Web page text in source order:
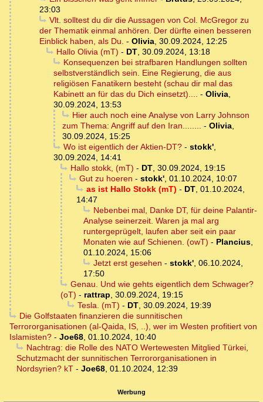
23:03
Vlt. solltest du dir die Aussagen von Col. McGregor zu
der Thematik einmal anhören. Der dürfte einen besseren
Einblick haben, als Du. - Olivia, 30.09.2024, 12:25
Hallo Olivia (mT) - DT, 30.09.2024, 13:18
Konsequenzen bei strafbaren Handlungen sollten
selbstverständlich sein. Eine Regierung, die aus
religiösen Fanatikern besteht (schau dir mal das
Kabinett an für das du Dich einsetzt).... - Olivia,
30.09.2024, 13:53
Hier auch noch eine Analyse von Larry Johnson
zum Thema: Angriff auf den Iran........ - Olivia,
30.09.2024, 15:25
Wo ist eigentlich der Aktien-DT?- stokk',
30.09.2024, 14:41
Hallo stokk, (mT) - DT, 30.09.2024, 19:15
Gut zu hoeren - stokk', 01.10.2024, 10:07
as ist Hallo Stokk (mT) - DT, 01.10.2024,
14:47
Nebenbei mal, Danke DT, für deine Palantir-
Analyse seinerzeit. Waren ja mal arg
runtergeprügelt, laufen aber seit ein paar
Monaten wie auf Schienen. (owT) - Plancius,
01.10.2024, 15:06
Jetzt erst gesehen - stokk', 06.10.2024,
17:50
Genau. Und wie gehts eigentlich dem Schwager?
(oT) - rattrap, 30.09.2024, 19:15
Tesla. (mT) - DT, 30.09.2024, 19:39
Die Golfstaaten finanzieren die sunnitischen
Terrororganisationen (al-Qaida, IS, ..), wer im Westen profitiert von
Islamisten? - Joe68, 01.10.2024, 10:40
Nachtrag: die Rolle des NATO Wertewesten Mitglied Türkei,
Schutzmacht der sunnitischen Terrororganisationen in
Nordsyrien? kT - Joe68, 01.10.2024, 12:39
Werbung